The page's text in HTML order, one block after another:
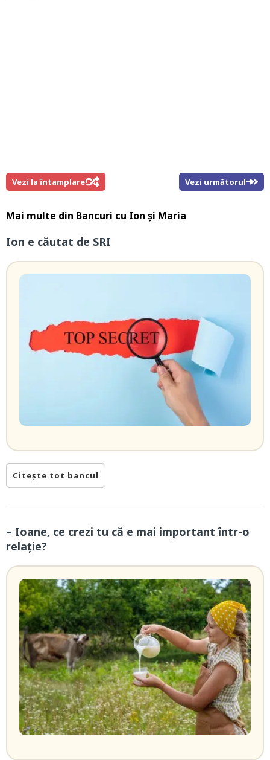
Vezi la întamplare! Vezi următorul
Mai multe din Bancuri cu Ion și Maria
Ion e căutat de SRI
Citește tot bancul
– Ioane, ce crezi tu că e mai important într-o
relație?